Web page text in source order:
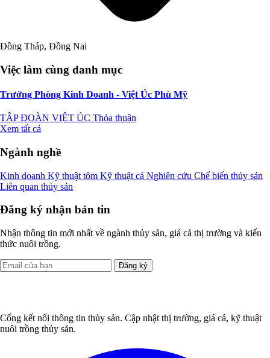
Đồng Tháp, Đồng Nai
Việc làm cùng danh mục
Trưởng Phòng Kinh Doanh - Việt Úc Phù Mỹ
TẬP ĐOÀN VIỆT ÚC Thỏa thuận
Xem tất cả
Ngành nghề
Kinh doanh Kỹ thuật tôm Kỹ thuật cá Nghiên cứu Chế biến thủy sản
Liên quan thủy sản
Đăng ký nhận bản tin
Nhận thông tin mới nhất về ngành thủy sản, giá cả thị trường và kiến
thức nuôi trồng.
Đăng ký
Cổng kết nối thông tin thủy sản. Cập nhật thị trường, giá cả, kỹ thuật
nuôi trồng thủy sản.